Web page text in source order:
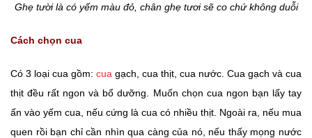
Ghẹ tười là có yếm màu đỏ, chân ghẹ tươi sẽ co chứ không duỗi
Cách chọn cua
Có 3 loại cua gồm: cua gạch, cua thịt, cua nước. Cua gạch và cua
thịt đều rất ngon và bổ dưỡng. Muốn chọn cua ngon bạn lấy tay
ấn vào yếm cua, nếu cứng là cua có nhiều thịt. Ngoài ra, nếu mua
quen rồi bạn chỉ cần nhìn qua càng của nó, nếu thấy mọng nước